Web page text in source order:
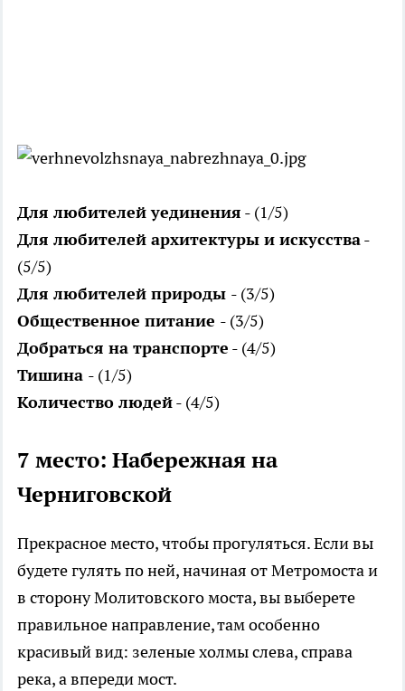
Для любителей уединения - (1/5)
Для любителей архитектуры и искусства-
(5/5)
Для любителей природы - (3/5)
Общественное питание - (3/5)
Добраться на транспорте - (4/5)
Тишина - (1/5)
Количество людей- (4/5)
7 место: Набережная на
Черниговской
Прекрасное место, чтобы прогуляться. Если вы
будете гулять по ней, начиная от Метромоста и
в сторону Молитовского моста, вы выберете
правильное направление, там особенно
красивый вид: зеленые холмы слева, справа
река, а впереди мост.